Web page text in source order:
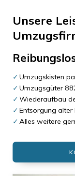
Unsere
Umzugskisten
Umzugsgüter
Wiederaufbau
Entsorgung alter
Alles weitere